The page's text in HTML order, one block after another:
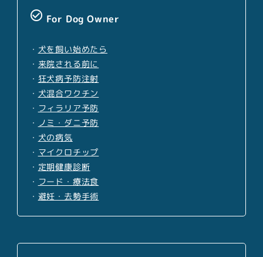
check_circle_outline For Dog Owner
・ 犬を飼い始めたら
・ 来院される前に
・ 狂犬病予防注射
・ 犬混合ワクチン
・ フィラリア予防
・ ノミ・ダニ予防
・ 犬の病気
・ マイクロチップ
・ 定期健康診断
・ フード・療法食
・ 避妊・去勢手術